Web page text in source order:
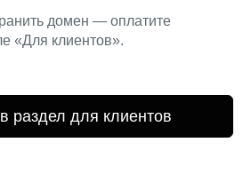
домен — оплатите
«Для клиентов».
раздел для клиентов